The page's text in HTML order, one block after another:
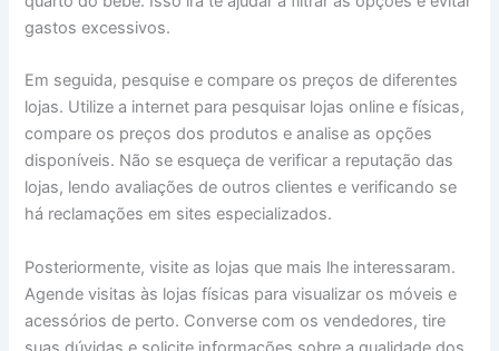
gastos excessivos.
Em seguida, pesquise e compare os preços de diferentes
lojas. Utilize a internet para pesquisar lojas online e físicas,
compare os preços dos produtos e analise as opções
disponíveis. Não se esqueça de verificar a reputação das
lojas, lendo avaliações de outros clientes e verificando se
há reclamações em sites especializados.
Posteriormente, visite as lojas que mais lhe interessaram.
Agende visitas às lojas físicas para visualizar os móveis e
acessórios de perto. Converse com os vendedores, tire